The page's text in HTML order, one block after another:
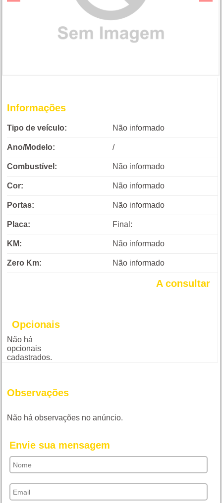
Informações
Tipo de veículo: Não informado
Ano/Modelo: /
Combustível: Não informado
Cor: Não informado
Portas: Não informado
Placa: Final:
KM: Não informado
Zero Km: Não informado
A consultar
Opcionais
Não há
opcionais
cadastrados.
Observações
Não há observações no anúncio.
Envie sua mensagem